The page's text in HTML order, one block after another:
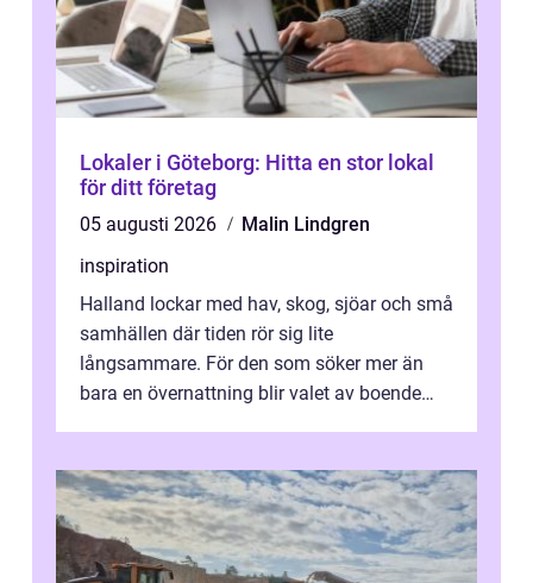
Lokaler i Göteborg: Hitta en stor lokal
för ditt företag
05 augusti 2026
Malin Lindgren
inspiration
Halland lockar med hav, skog, sjöar och små
samhällen där tiden rör sig lite
långsammare. För den som söker mer än
bara en övernattning blir valet av boende